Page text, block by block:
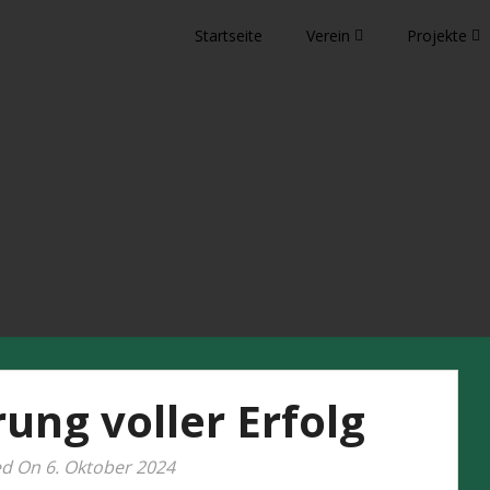
Startseite Verein Projekte
voller Erfolg
On 6. Oktober 2024